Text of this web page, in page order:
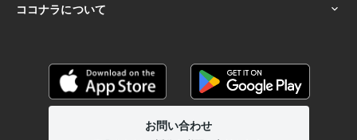
☆人生の「楽しみ方」を追求し続ける姿勢を持っている:50年
■50代男友達がどんな愚痴も優しく傾聴 ■職場の人間関係上司への
ストレス聞きます ■HSP繊細さん相談／職場の悩み聴きます ■LINE
返信が遅い彼、本音対策伝えます
■マッチングアプリの彼/本音と恋愛
■人間関係人生の悩み深く寄り添い聴きます